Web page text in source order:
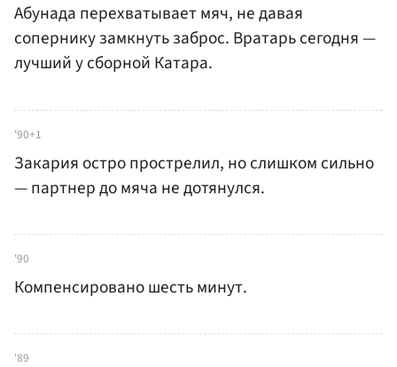
Абунада перехватывает мяч, не давая
сопернику замкнуть заброс. Вратарь сегодня —
лучший у сборной Катара.
'90+1
Закария остро прострелил, но слишком сильно
— партнер до мяча не дотянулся.
'90
Компенсировано шесть минут.
'89